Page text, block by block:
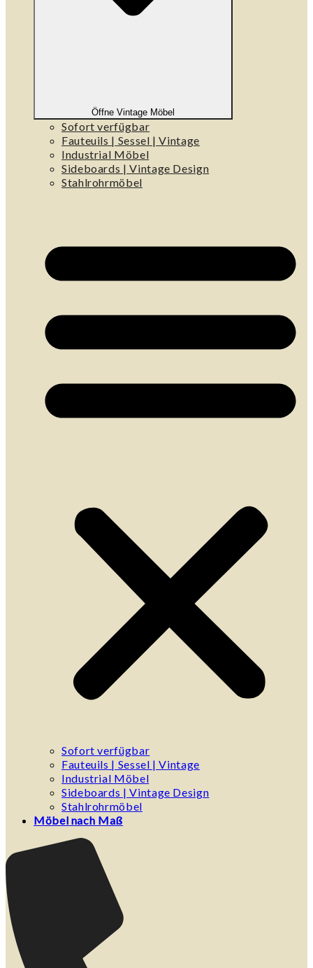
Öffne Vintage Möbel
Sofort verfügbar
Fauteuils | Sessel | Vintage
Industrial Möbel
Sideboards | Vintage Design
Stahlrohrmöbel
Sofort verfügbar
Fauteuils | Sessel | Vintage
Industrial Möbel
Sideboards | Vintage Design
Stahlrohrmöbel
Möbel nach Maß